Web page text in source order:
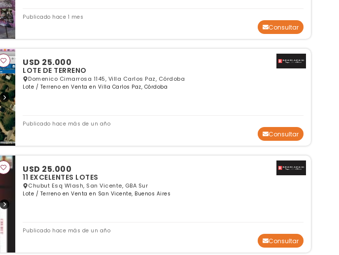
Publicado hace 1 mes
Consultar
USD 25.000
LOTE DE TERRENO
Domenico Cimarrosa 1145, Villa Carlos Paz, Córdoba
Lote / Terreno en Venta en Villa Carlos Paz, Córdoba
Publicado hace más de un año
Consultar
USD 25.000
11 EXCELENTES LOTES
Chubut Esq Wlash, San Vicente, GBA Sur
Lote / Terreno en Venta en San Vicente, Buenos Aires
Publicado hace más de un año
Consultar